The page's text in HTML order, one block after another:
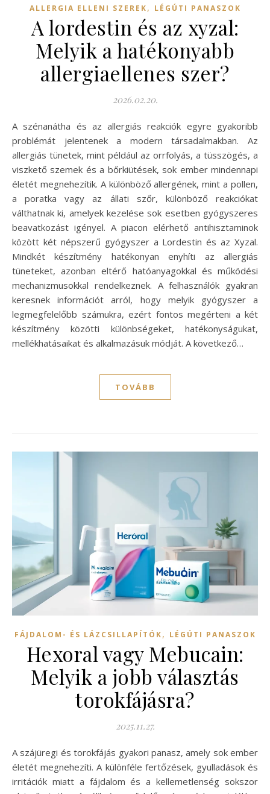
ALLERGIA ELLENI SZEREK, LÉGÚTI PANASZOK
A lordestin és az xyzal:
Melyik a hatékonyabb
allergiaellenes szer?
2026.02.20.
A szénanátha és az allergiás reakciók egyre gyakoribb
problémát jelentenek a modern társadalmakban. Az
allergiás tünetek, mint például az orrfolyás, a tüsszögés, a
viszkető szemek és a bőrkiütések, sok ember mindennapi
életét megnehezítik. A különböző allergének, mint a pollen,
a poratka vagy az állati szőr, különböző reakciókat
válthatnak ki, amelyek kezelése sok esetben gyógyszeres
beavatkozást igényel. A piacon elérhető antihisztaminok
között két népszerű gyógyszer a Lordestin és az Xyzal.
Mindkét készítmény hatékonyan enyhíti az allergiás
tüneteket, azonban eltérő hatóanyagokkal és működési
mechanizmusokkal rendelkeznek. A felhasználók gyakran
keresnek információt arról, hogy melyik gyógyszer a
legmegfelelőbb számukra, ezért fontos megérteni a két
készítmény közötti különbségeket, hatékonyságukat,
mellékhatásaikat és alkalmazásuk módját. A következő…
TOVÁBB
FÁJDALOM- ÉS LÁZCSILLAPÍTÓK, LÉGÚTI PANASZOK
Hexoral vagy Mebucain:
Melyik a jobb választás
torokfájásra?
2025.11.27.
A szájüregi és torokfájás gyakori panasz, amely sok ember
életét megnehezíti. A különféle fertőzések, gyulladások és
irritációk miatt a fájdalom és a kellemetlenség sokszor